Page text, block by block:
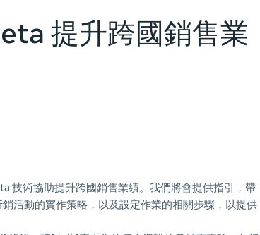
提升跨國銷售業
技術協助提升跨國銷售業績。我們將會提供指引，帶
活動的實作策略，以及設定作業的相關步驟，以提供